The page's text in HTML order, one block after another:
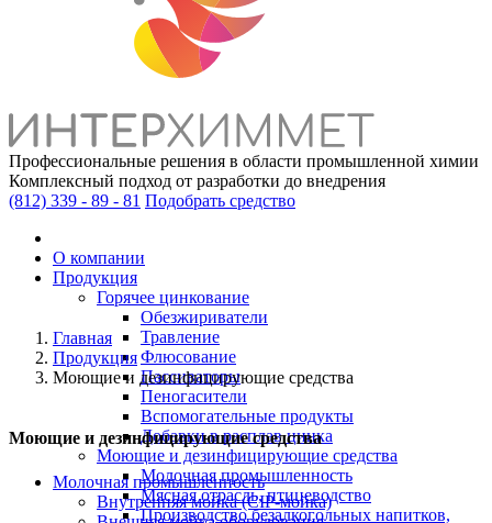
Профессиональные решения в области промышленной химии
Комплексный подход от разработки до внедрения
(812) 339 - 89 - 81 Подобрать средство
О компании
Продукция
Горячее цинкование
Обезжириватели
Травление
Флюсование
Пассиваторы
Пеногасители
Вспомогательные продукты
Добавки в расплав цинка
Моющие и дезинфицирующие средства
Молочная промышленность
Мясная отрасль, птицеводство
Производство безалкогольных напитков,
Главная
Продукция
Моющие и дезинфицирующие средства
Моющие и дезинфицирующие средства
Молочная промышленность
Внутренняя мойка (CIP-мойка)